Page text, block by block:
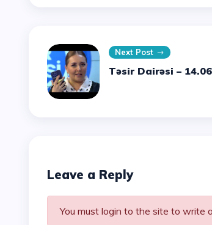
Next Post
Təsir Dairəsi –
Leave a Reply
You must login to the site to write